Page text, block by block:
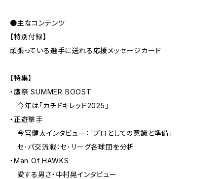
●主なコンテンツ
【特別付録】
頑張っている選手に送れる応援メッセージカード
【特集】
・鷹祭 SUMMER BOOST
今年は「カチドキレッド2025」
・正遊撃手
今宮健太インタビュー：「プロとしての意識と準備」
セ･パ交流戦：セ･リーグ各球団を分析
・Man Of HAWKS
愛する男さ・中村晃インタビュー